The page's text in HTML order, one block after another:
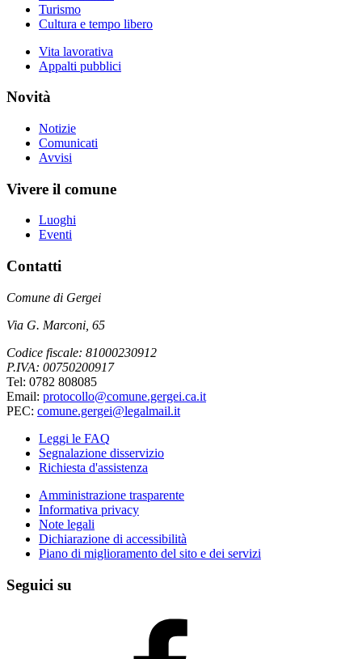
Turismo
Cultura e tempo libero
Vita lavorativa
Appalti pubblici
Novità
Notizie
Comunicati
Avvisi
Vivere il comune
Luoghi
Eventi
Contatti
Comune di Gergei
Via G. Marconi, 65
Codice fiscale: 81000230912
P.IVA: 00750200917
Tel: 0782 808085
Email: protocollo@comune.gergei.ca.it
PEC: comune.gergei@legalmail.it
Leggi le FAQ
Segnalazione disservizio
Richiesta d'assistenza
Amministrazione trasparente
Informativa privacy
Note legali
Dichiarazione di accessibilità
Piano di miglioramento del sito e dei servizi
Seguici su